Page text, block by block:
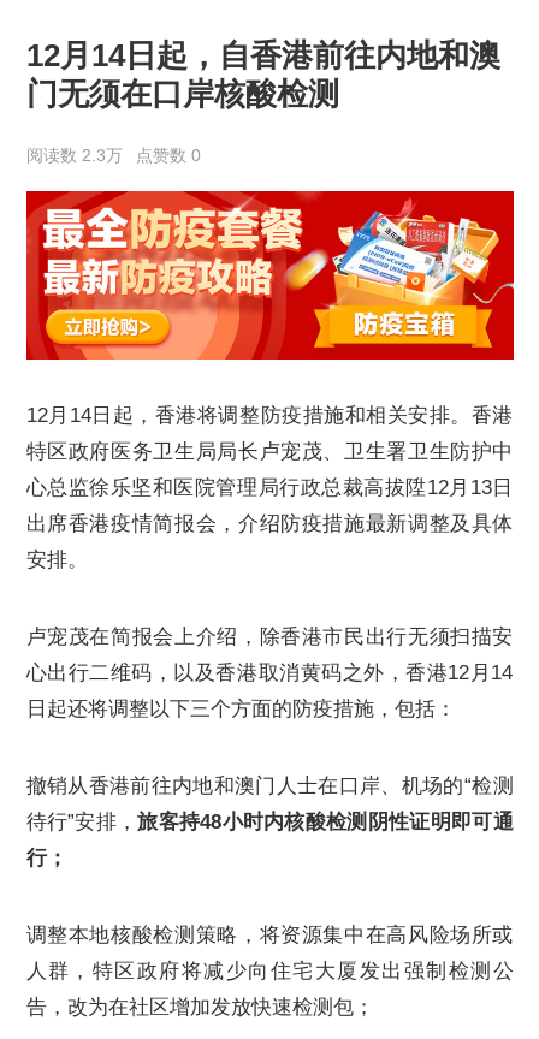
12月14日起，自香港前往内地和澳
门无须在口岸核酸检测
阅读数 2.3万 点赞数 0
12月14日起，香港将调整防疫措施和相关安排。香港
特区政府医务卫生局局长卢宠茂、卫生署卫生防护中
心总监徐乐坚和医院管理局行政总裁高拔陞12月13日
出席香港疫情简报会，介绍防疫措施最新调整及具体
安排。
卢宠茂在简报会上介绍，除香港市民出行无须扫描安
心出行二维码，以及香港取消黄码之外，香港12月14
日起还将调整以下三个方面的防疫措施，包括：
撤销从香港前往内地和澳门人士在口岸、机场的“检测
待行”安排，旅客持48小时内核酸检测阴性证明即可通
行；
调整本地核酸检测策略，将资源集中在高风险场所或
人群，特区政府将减少向住宅大厦发出强制检测公
告，改为在社区增加发放快速检测包；